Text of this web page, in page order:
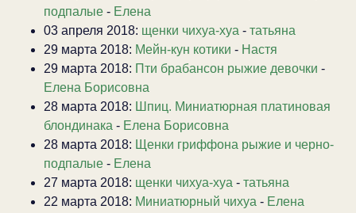
подпалые - Елена
03 апреля 2018: щенки чихуа-хуа - татьяна
29 марта 2018: Мейн-кун котики - Настя
29 марта 2018: Пти брабансон рыжие девочки -
Елена Борисовна
28 марта 2018: Шпиц. Миниатюрная платиновая
блондинака - Елена Борисовна
28 марта 2018: Щенки гриффона рыжие и черно-
подпалые - Елена
27 марта 2018: щенки чихуа-хуа - татьяна
22 марта 2018: Миниатюрный чихуа - Елена